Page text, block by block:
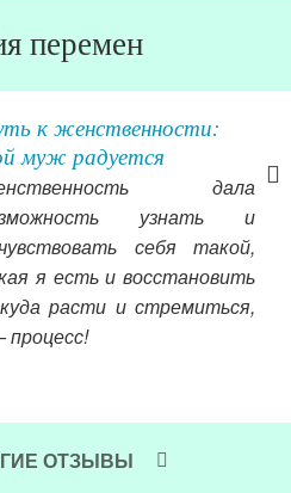
перемен
к женственности:
муж радуется
дала
узнать и
себя такой,
я есть и восстановить
расти и стремиться,
процесс!
ОТЗЫВЫ